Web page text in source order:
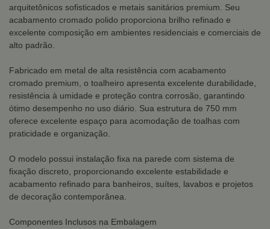
arquitetônicos sofisticados e metais sanitários premium. Seu
acabamento cromado polido proporciona brilho refinado e
excelente composição em ambientes residenciais e comerciais de
alto padrão.
Fabricado em metal de alta resistência com acabamento
cromado premium, o toalheiro apresenta excelente durabilidade,
resistência à umidade e proteção contra corrosão, garantindo
ótimo desempenho no uso diário. Sua estrutura de 750 mm
oferece excelente espaço para acomodação de toalhas com
praticidade e organização.
O modelo possui instalação fixa na parede com sistema de
fixação discreto, proporcionando excelente estabilidade e
acabamento refinado para banheiros, suítes, lavabos e projetos
de decoração contemporânea.
Componentes Inclusos na Embalagem